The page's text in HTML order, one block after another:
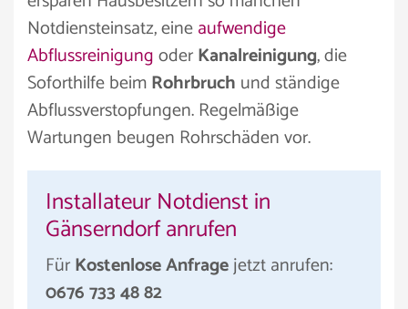
Notdiensteinsatz, eineaufwendige
AbflussreinigungoderKanalreinigung, die
Soforthilfe beimRohrbruch und ständige
Abflussverstopfungen. Regelmäßige
Wartungen beugen Rohrschäden vor.
Installateur Notdienst in
Gänserndorf anrufen
FürKostenlose Anfragejetzt anrufen:
0676 733 48 82